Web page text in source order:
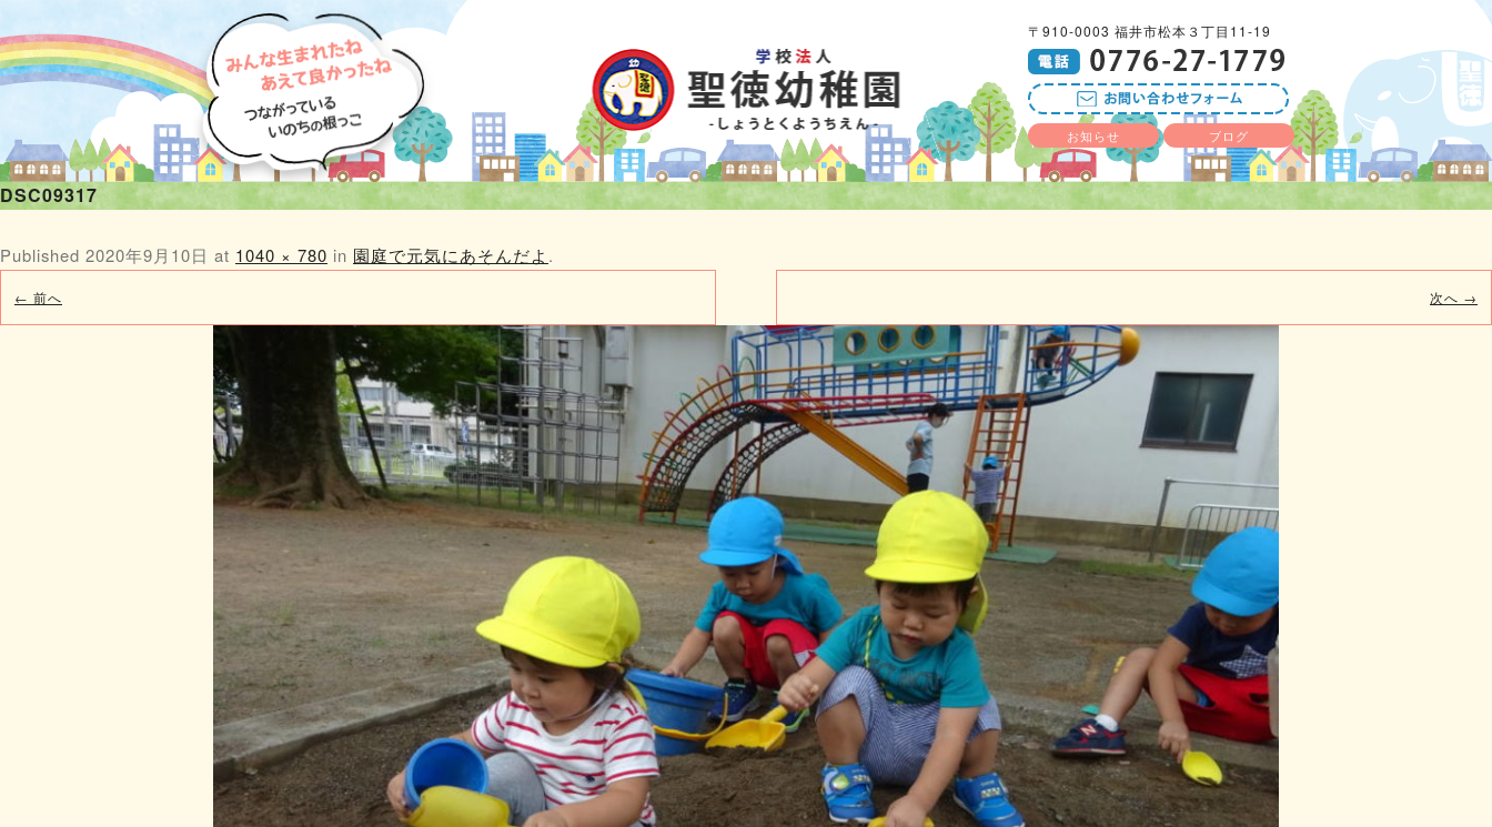
〒910-0003 福井市松本３丁目11-19
お知らせ ブログ
DSC09317
Published 2020年9月10日 at 1040 × 780 in 園庭で元気にあそんだよ .
← 前へ 次へ →